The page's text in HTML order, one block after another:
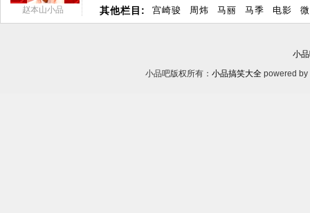
赵本山小品 其他栏目: 宫崎骏 周炜 马丽 马季 电影
小
小品吧版权所有： 小品搞笑大全 powered by